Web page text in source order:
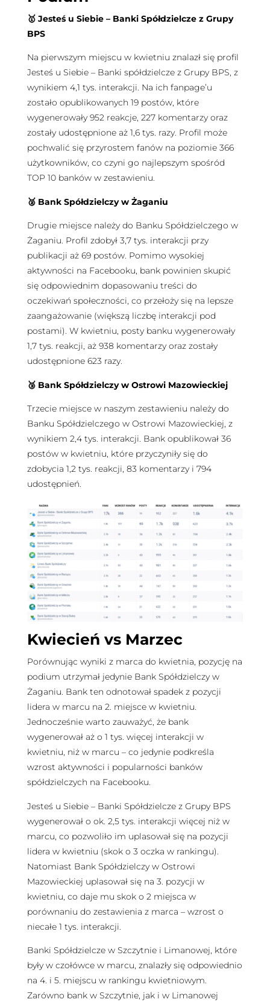
🥇 Jesteś u Siebie – Banki Spółdzielcze z Grupy
BPS
Na pierwszym miejscu w kwietniu znalazł się profil
Jesteś u Siebie – Banki spółdzielcze z Grupy BPS, z
wynikiem 4,1 tys. interakcji. Na ich fanpage’u
zostało opublikowanych 19 postów, które
wygenerowały 952 reakcje, 227 komentarzy oraz
zostały udostępnione aż 1,6 tys. razy. Profil może
pochwalić się przyrostem fanów na poziomie 366
użytkowników, co czyni go najlepszym spośród
TOP 10 banków w zestawieniu.
🥈 Bank Spółdzielczy w Żaganiu
Drugie miejsce należy do Banku Spółdzielczego w
Żaganiu. Profil zdobył 3,7 tys. interakcji przy
publikacji aż 69 postów. Pomimo wysokiej
aktywności na Facebooku, bank powinien skupić
się odpowiednim dopasowaniu treści do
oczekiwań społeczności, co przełoży się na lepsze
zaangażowanie (większą liczbę interakcji pod
postami). W kwietniu, posty banku wygenerowały
1,7 tys. reakcji, aż 938 komentarzy oraz zostały
udostępnione 623 razy.
🥉 Bank Spółdzielczy w Ostrowi Mazowieckiej
Trzecie miejsce w naszym zestawieniu należy do
Banku Spółdzielczego w Ostrowi Mazowieckiej, z
wynikiem 2,4 tys. interakcji. Bank opublikował 36
postów w kwietniu, które przyczyniły się do
zdobycia 1,2 tys. reakcji, 83 komentarzy i 794
udostępnień.
Kwiecień vs Marzec
Porównując wyniki z marca do kwietnia, pozycję na
podium utrzymał jedynie Bank Spółdzielczy w
Żaganiu. Bank ten odnotował spadek z pozycji
lidera w marcu na 2. miejsce w kwietniu.
Jednocześnie warto zauważyć, że bank
wygenerował aż o 1 tys. więcej interakcji w
kwietniu, niż w marcu – co jedynie podkreśla
wzrost aktywności i popularności banków
spółdzielczych na Facebooku.
Jesteś u Siebie – Banki Spółdzielcze z Grupy BPS
wygenerował o ok. 2,5 tys. interakcji więcej niż w
marcu, co pozwoliło im uplasował się na pozycji
lidera w kwietniu (skok o 3 oczka w rankingu).
Natomiast Bank Spółdzielczy w Ostrowi
Mazowieckiej uplasował się na 3. pozycji w
kwietniu, co daje mu skok o 2 miejsca w
porównaniu do zestawienia z marca – wzrost o
niecałe 1 tys. interakcji.
Banki Spółdzielcze w Szczytnie i Limanowej, które
były w czołówce w marcu, znalazły się odpowiednio
na 4. i 5. miejscu w rankingu kwietniowym.
Zarówno bank w Szczytnie, jak i w Limanowej